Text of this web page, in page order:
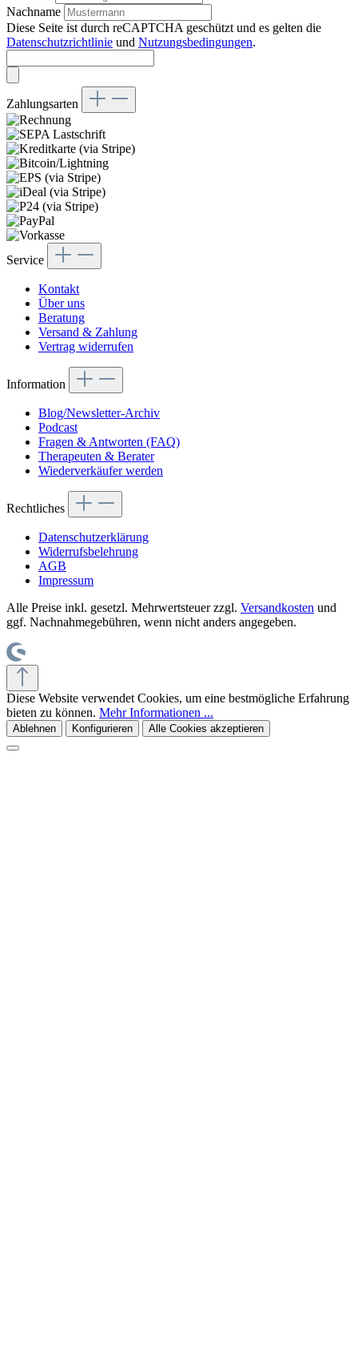
Nachname
Diese Seite ist durch reCAPTCHA geschützt und es gelten die
Datenschutzrichtlinie und Nutzungsbedingungen.
Zahlungsarten
Service
Kontakt
Über uns
Beratung
Versand & Zahlung
Vertrag widerrufen
Information
Blog/Newsletter-Archiv
Podcast
Fragen & Antworten (FAQ)
Therapeuten & Berater
Wiederverkäufer werden
Rechtliches
Datenschutzerklärung
Widerrufsbelehrung
AGB
Impressum
Alle Preise inkl. gesetzl. Mehrwertsteuer zzgl. Versandkosten und
ggf. Nachnahmegebühren, wenn nicht anders angegeben.
Diese Website verwendet Cookies, um eine bestmögliche Erfahrung
bieten zu können. Mehr Informationen ...
Ablehnen Konfigurieren Alle Cookies akzeptieren